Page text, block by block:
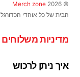
©
Merch zone2026
הבית של כל אוהדי
מדיניות משלוחים
איך ניתן לרכוש